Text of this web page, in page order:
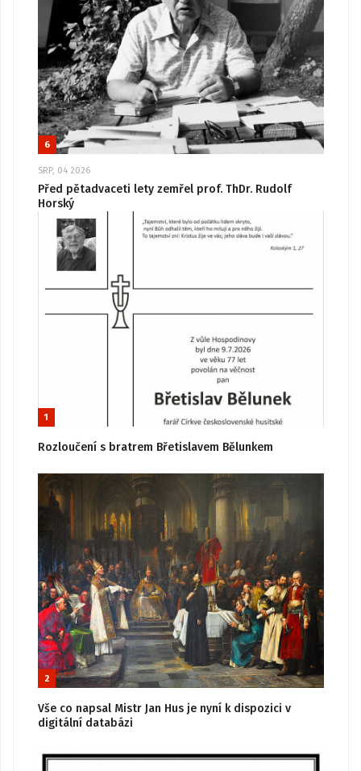
6
SRP, 04 2026
Před pětadvaceti lety zemřel prof. ThDr. Rudolf
Horský
1
Rozloučení s bratrem Břetislavem Bělunkem
2
Vše co napsal Mistr Jan Hus je nyní k dispozici v
digitální databázi